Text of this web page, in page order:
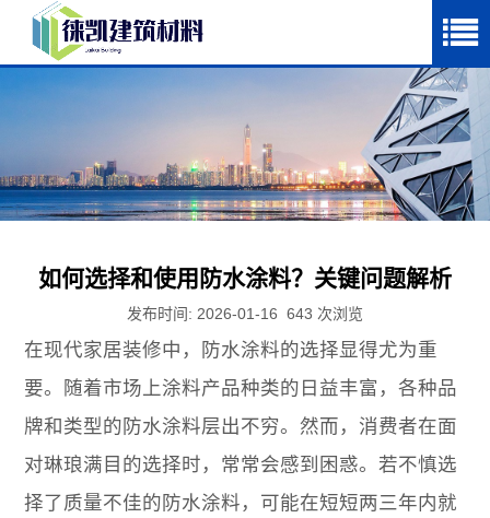
如何选择和使用防水涂料？关键问题解析
发布时间: 2026-01-16 643 次浏览
在现代家居装修中，防水涂料的选择显得尤为重
要。随着市场上涂料产品种类的日益丰富，各种品
牌和类型的防水涂料层出不穷。然而，消费者在面
对琳琅满目的选择时，常常会感到困惑。若不慎选
择了质量不佳的防水涂料，可能在短短两三年内就